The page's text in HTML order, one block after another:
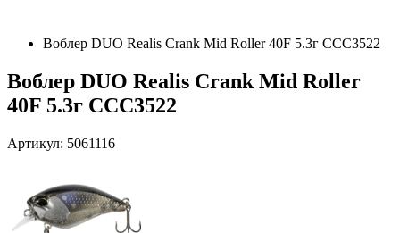
Воблер DUO Realis Crank Mid Roller 40F 5.3г CCC3522
Воблер DUO Realis Crank Mid Roller
40F 5.3г CCC3522
Артикул: 5061116